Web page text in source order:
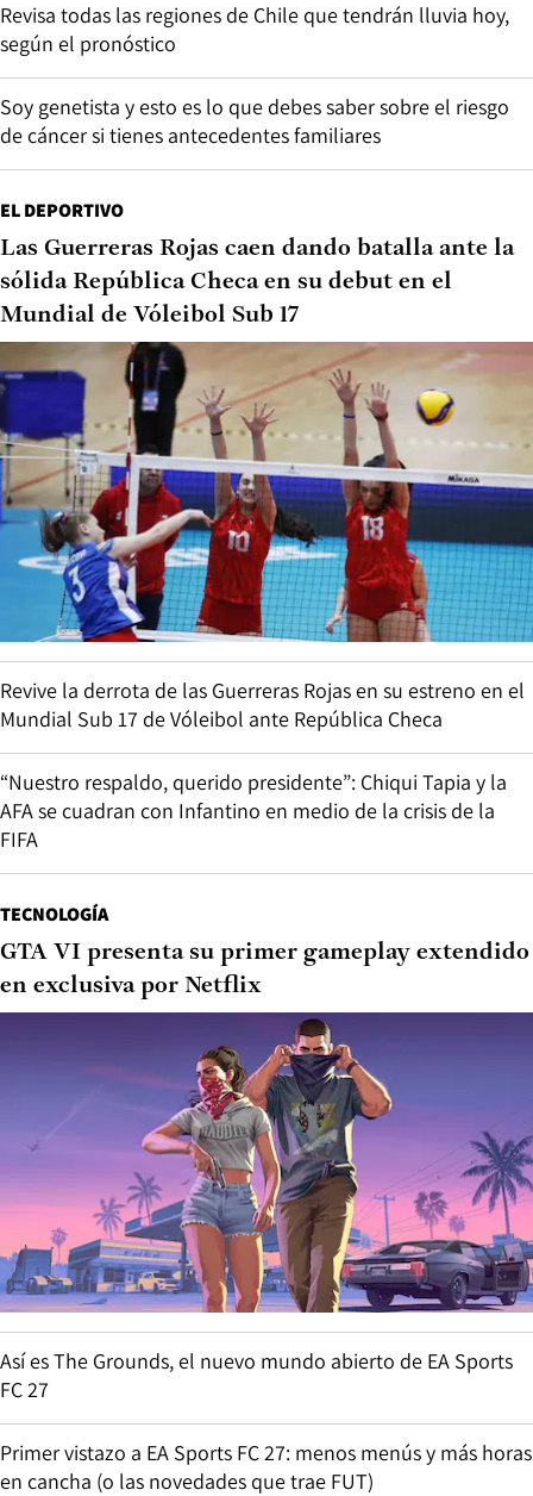
Revisa todas las regiones de Chile que tendrán lluvia hoy,
según el pronóstico
Soy genetista y esto es lo que debes saber sobre el riesgo
de cáncer si tienes antecedentes familiares
EL DEPORTIVO
Las Guerreras Rojas caen dando batalla ante la
sólida República Checa en su debut en el
Mundial de Vóleibol Sub 17
Revive la derrota de las Guerreras Rojas en su estreno en el
Mundial Sub 17 de Vóleibol ante República Checa
“Nuestro respaldo, querido presidente”: Chiqui Tapia y la
AFA se cuadran con Infantino en medio de la crisis de la
FIFA
TECNOLOGÍA
GTA VI presenta su primer gameplay extendido
en exclusiva por Netflix
Así es The Grounds, el nuevo mundo abierto de EA Sports
FC 27
Primer vistazo a EA Sports FC 27: menos menús y más horas
en cancha (o las novedades que trae FUT)